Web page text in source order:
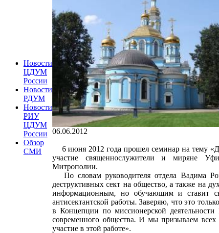
Новости
ЦДУМ
России
Новости
РДУМ
Новости
РИУ
ЦДУМ
России
Обзор
СМИ
06.06.2012
6 июня 2012 года прошел семинар на тему
участие священнослужители и миряне
Митрополии.
По словам руководителя отдела Вадима
деструктивных сект на общество, а также на
информационным, но обучающим и ставит
антисектантской работы. Заверяю, что это
в Концепции по миссионерской деятельности
современного общества. И мы призываем всех
участие в этой работе».